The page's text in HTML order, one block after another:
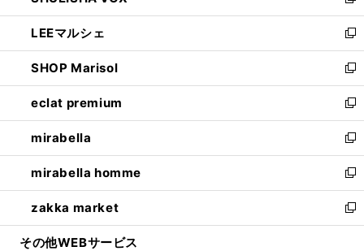
開
く
ウ
で
開
く
ン
ド
ウ
で
開
く
ウ
ィ
ン
ド
ウ
で
開
く
し
い
ウ
ィ
ン
ド
ウ
で
開
く
LEEマルシェ
新
し
い
ウ
ィ
ン
ド
ウ
で
開
く
SHOP Marisol
新
し
い
ウ
ィ
ン
ド
ウ
で
開
eclat premium
新
し
い
ウ
ィ
ン
ド
ウ
mirabella
新
し
い
ウ
ィ
ン
mirabella homme
新
し
い
ウ
zakka market
新
し
その他WEBサービス